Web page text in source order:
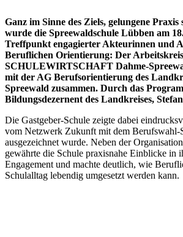
Ganz im Sinne des Ziels, gelungene
wurde die Spreewaldschule Lübben am
Treffpunkt engagierter Akteurinnen und
Beruflichen Orientierung: Der Arbeitskreis
SCHULEWIRTSCHAFT Dahme-
mit der AG Berufsorientierung des
Spreewald zusammen. Durch das
Bildungsdezernent des Landkreises,
Die Gastgeber-Schule zeigte dabei
vom Netzwerk Zukunft mit dem
ausgezeichnet wurde. Neben der
gewährte die Schule praxisnahe Einblicke in
Engagement und machte deutlich, wie
Schulalltag lebendig umgesetzt werden kann.